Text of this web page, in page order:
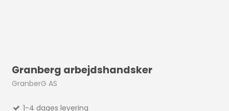
Granberg arbejdshandsker
GranberG AS
1-4 dages levering